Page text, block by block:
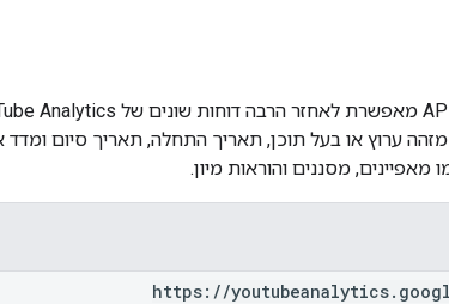
ערוץ או בעל תוכן, תאריך התחלה, תאריך סיום
מסננים והוראות מיון.
https: //youtubeanalytics.